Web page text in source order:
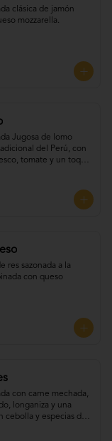
clásica de jamón
mozzarella.
Jugosa de lomo
del Perú, con
tomate y un toque
res sazonada a la
con queso
con carne mechada,
longaniza y una
cebolla y especias de